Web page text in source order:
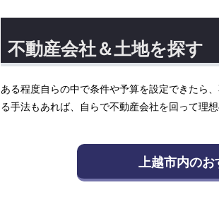
不動産会社＆土地を探す
ある程度自らの中で条件や予算を設定できたら
る手法もあれば、自らで不動産会社を回って理
上越市内のお